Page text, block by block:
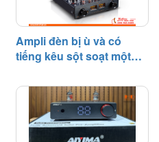
Ampli đèn bị ù và có
tiếng kêu sột soạt một
cách khắc phục